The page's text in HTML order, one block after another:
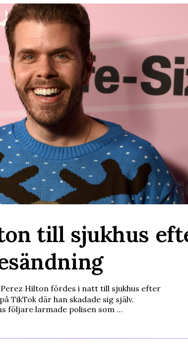
till sjukhus
Hilton fördes i natt till sjukhus efter
TikTok där han skadade sig själv.
följare larmade polisen som …